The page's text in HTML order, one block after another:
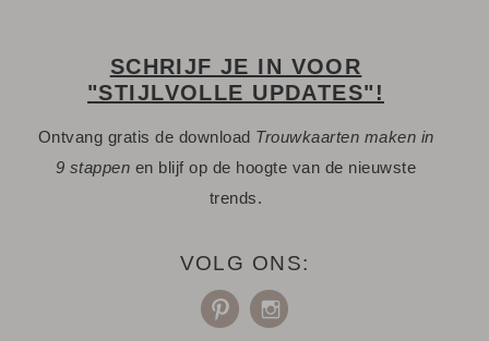
SCHRIJF JE IN VOOR
"STIJLVOLLE UPDATES"!
Ontvang gratis de download Trouwkaarten maken in
9 stappen en blijf op de hoogte van de nieuwste
trends.
VOLG ONS: